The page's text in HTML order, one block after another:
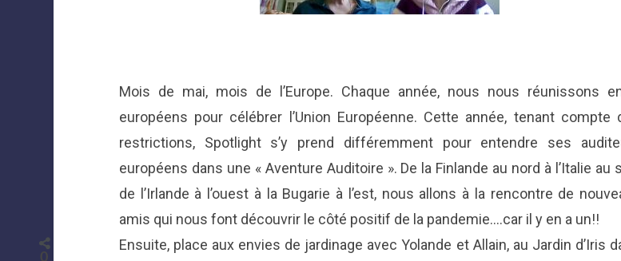
Mois de mai, mois de l’Europe. Chaque année, nous nous réunissons
européens pour célébrer l’Union Européenne. Cette année, tenant compte
restrictions, Spotlight s’y prend différemment pour entendre ses
européens dans une « Aventure Auditoire ». De la Finlande au nord à l’Italie au
de l’Irlande à l’ouest à la Bugarie à l’est, nous allons à la rencontre de
amis qui nous font découvrir le côté positif de la pandemie….car il y en a un!!
Ensuite, place aux envies de jardinage avec Yolande et Allain, au Jardin d’Iris